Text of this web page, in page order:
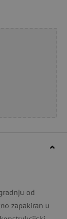
od
zapakiran u